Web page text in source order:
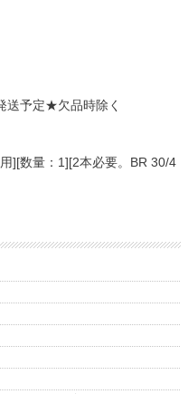
送予定★欠品時除く
][数量：1][2本必要。BR 30/4